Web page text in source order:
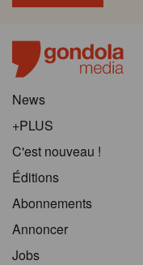
News
+PLUS
C'est nouveau !
Éditions
Abonnements
Annoncer
Jobs